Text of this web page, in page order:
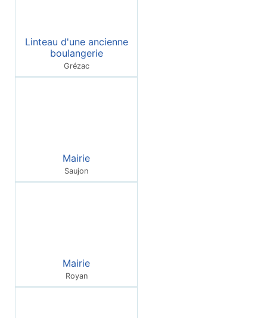
Linteau d'une ancienne
boulangerie
Grézac
Mairie
Saujon
Mairie
Royan